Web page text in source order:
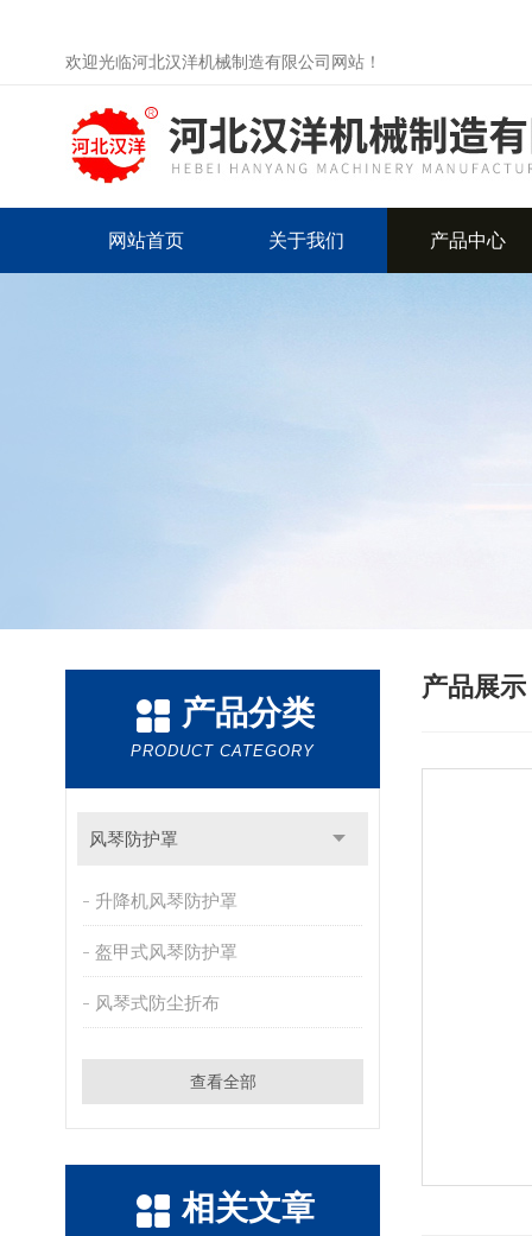
欢迎光临河北汉洋机械制造有限公司网站！
网站首页 关于我们 产品中心
产品分类
PRODUCT CATEGORY
风琴防护罩
升降机风琴防护罩
盔甲式风琴防护罩
风琴式防尘折布
查看全部
相关文章
产品展示